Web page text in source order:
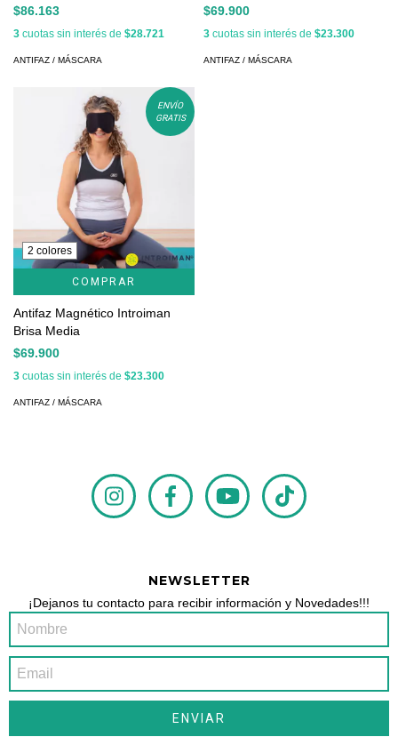
$86.163
3 cuotas sin interés de $28.721
ANTIFAZ / MÁSCARA
$69.900
3 cuotas sin interés de $23.300
ANTIFAZ / MÁSCARA
ENVÍO
GRATIS
2 colores
COMPRAR
Antifaz Magnético Introiman
Brisa Media
$69.900
3 cuotas sin interés de $23.300
ANTIFAZ / MÁSCARA
NEWSLETTER
¡Dejanos tu contacto para recibir información y Novedades!!!